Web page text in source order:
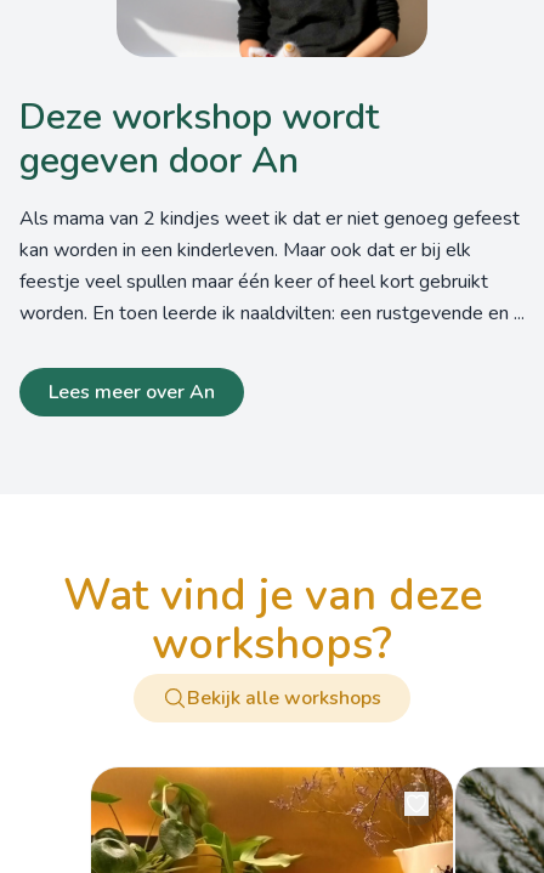
Deze workshop wordt
gegeven door An
Als mama van 2 kindjes weet ik dat er niet genoeg gefeest
kan worden in een kinderleven. Maar ook dat er bij elk
feestje veel spullen maar één keer of heel kort gebruikt
worden. En toen leerde ik naaldvilten: een rustgevende en ...
Lees meer over An
wat vind je van deze
workshops?
Bekijk alle workshops